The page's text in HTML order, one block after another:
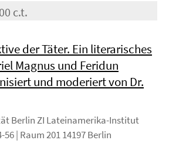
c.t.
der Täter. Ein literarisches
Magnus und Feridun
und moderiert von Dr.
Berlin ZI Lateinamerika-Institut
| Raum 201 14197 Berlin